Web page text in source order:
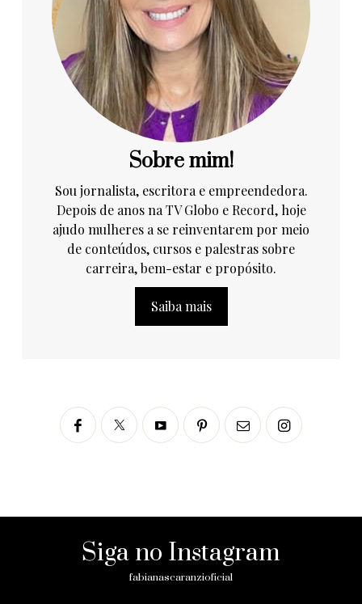
Sobre mim!
Sou jornalista, escritora e empreendedora.
Depois de anos na TV Globo e Record, hoje
ajudo mulheres a se reinventarem por meio
de conteúdos, cursos e palestras sobre
carreira, bem-estar e propósito.
Saiba mais
Siga no Instagram
fabianascaranzioficial